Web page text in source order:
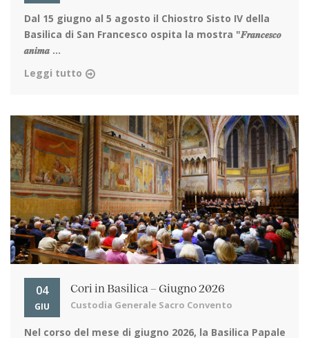
Dal 15 giugno al 5 agosto il Chiostro Sisto IV della
Basilica di San Francesco ospita la mostra "𝑭𝒓𝒂𝒏𝒄𝒆𝒔𝒄𝒐
𝒂𝒏𝒊𝒎𝒂 ...
Leggi tutto
04
GIU
Cori in Basilica – Giugno 2026
Custodia Generale Sacro Convento
Nel corso del mese di giugno 2026, la Basilica Papale